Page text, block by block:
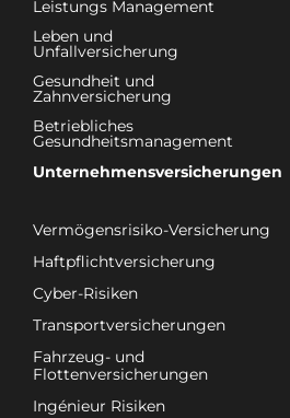
Leistungs Management
Leben und
Unfallversicherung
Gesundheit und
Zahnversicherung
Betriebliches
Gesundheitsmanagement
Unternehmensversicherungen
Vermögensrisiko-Versicherung
Haftpflichtversicherung
Cyber-Risiken
Transportversicherungen
Fahrzeug- und
Flottenversicherungen
Ingénieur Risiken